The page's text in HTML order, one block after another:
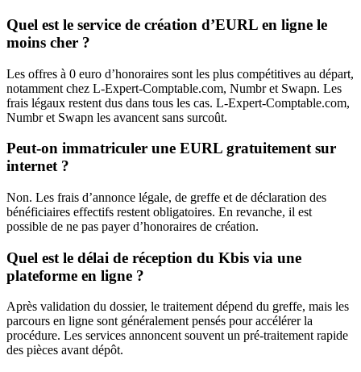
Quel est le service de création d’EURL en ligne le
moins cher ?
Les offres à 0 euro d’honoraires sont les plus compétitives au départ,
notamment chez L-Expert-Comptable.com, Numbr et Swapn. Les
frais légaux restent dus dans tous les cas. L-Expert-Comptable.com,
Numbr et Swapn les avancent sans surcoût.
Peut-on immatriculer une EURL gratuitement sur
internet ?
Non. Les frais d’annonce légale, de greffe et de déclaration des
bénéficiaires effectifs restent obligatoires. En revanche, il est
possible de ne pas payer d’honoraires de création.
Quel est le délai de réception du Kbis via une
plateforme en ligne ?
Après validation du dossier, le traitement dépend du greffe, mais les
parcours en ligne sont généralement pensés pour accélérer la
procédure. Les services annoncent souvent un pré-traitement rapide
des pièces avant dépôt.